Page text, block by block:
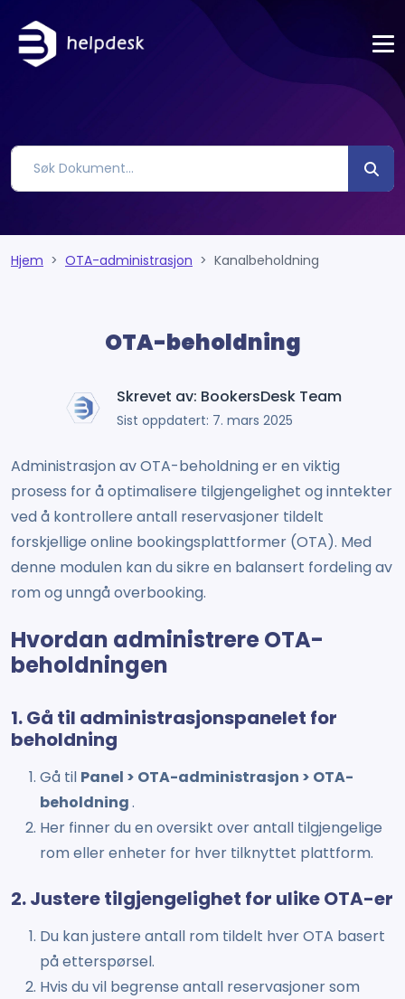
Hjem OTA-administrasjon Kanalbeholdning
OTA-beholdning
Skrevet av: BookersDesk Team
Sist oppdatert: 7. mars 2025
Administrasjon av OTA-beholdning er en viktig
prosess for å optimalisere tilgjengelighet og inntekter
ved å kontrollere antall reservasjoner tildelt
forskjellige online bookingsplattformer (OTA). Med
denne modulen kan du sikre en balansert fordeling av
rom og unngå overbooking.
Hvordan administrere OTA-
beholdningen
1. Gå til administrasjonspanelet for
beholdning
Gå til Panel > OTA-administrasjon > OTA-
beholdning.
Her finner du en oversikt over antall tilgjengelige
rom eller enheter for hver tilknyttet plattform.
2. Justere tilgjengelighet for ulike OTA-er
Du kan justere antall rom tildelt hver OTA basert
på etterspørsel.
Hvis du vil begrense antall reservasjoner som